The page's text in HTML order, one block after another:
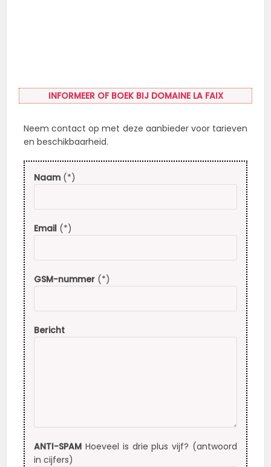
INFORMEER OF BOEK BIJ DOMAINE LA FAIX
Neem contact op met deze aanbieder voor tarieven
en beschikbaarheid.
Naam(*)
Email(*)
GSM-nummer(*)
Bericht
ANTI-SPAMHoeveel is drie plus vijf? (antwoord
in cijfers)